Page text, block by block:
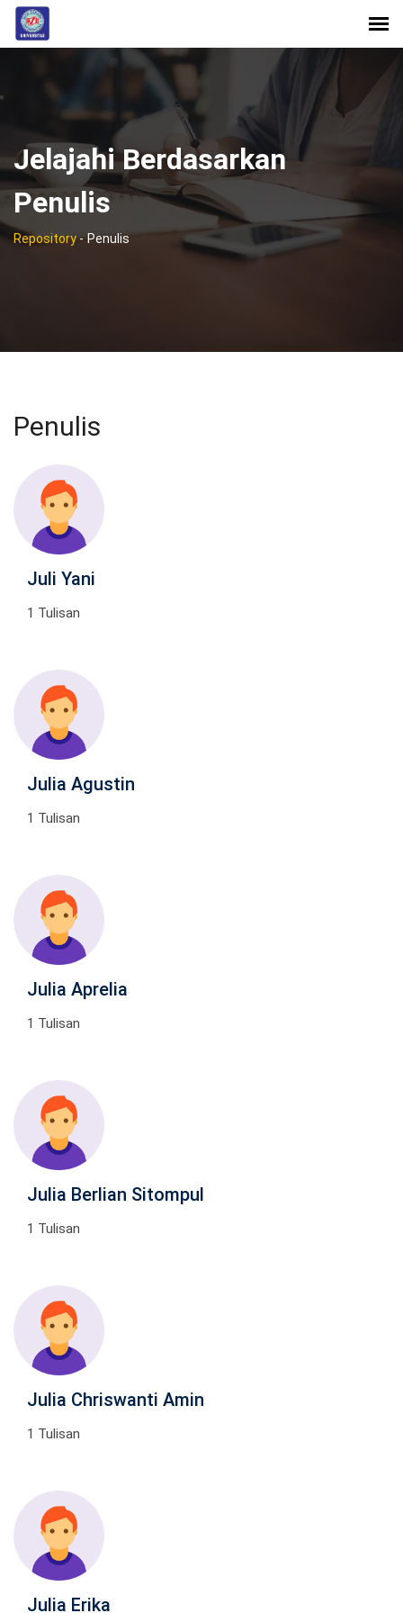
Jelajahi Berdasarkan
Penulis
Repository- Penulis
Penulis
Juli Yani
1 Tulisan
Julia Agustin
1 Tulisan
Julia Aprelia
1 Tulisan
Julia Berlian Sitompul
1 Tulisan
Julia Chriswanti Amin
1 Tulisan
Julia Erika